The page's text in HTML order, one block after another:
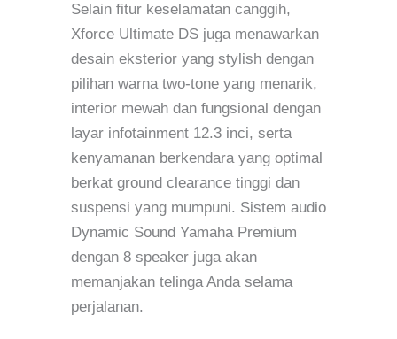
Selain fitur keselamatan canggih,
Xforce Ultimate DS juga menawarkan
desain eksterior yang stylish dengan
pilihan warna two-tone yang menarik,
interior mewah dan fungsional dengan
layar infotainment 12.3 inci, serta
kenyamanan berkendara yang optimal
berkat ground clearance tinggi dan
suspensi yang mumpuni. Sistem audio
Dynamic Sound Yamaha Premium
dengan 8 speaker juga akan
memanjakan telinga Anda selama
perjalanan.